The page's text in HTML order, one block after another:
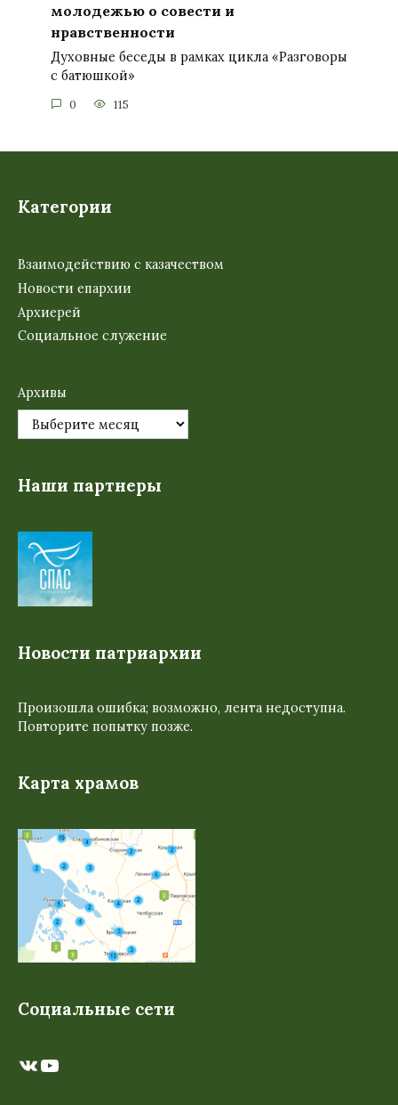
молодежью о совести и
нравственности
Духовные беседы в рамках цикла «Разговоры
с батюшкой»
0 115
Категории
Взаимодействию с казачеством
Новости епархии
Архиерей
Социальное служение
Архивы
Наши партнеры
Новости патриархии
Произошла ошибка; возможно, лента недоступна.
Повторите попытку позже.
Карта храмов
Социальные сети
ВКонтакте
YouTube